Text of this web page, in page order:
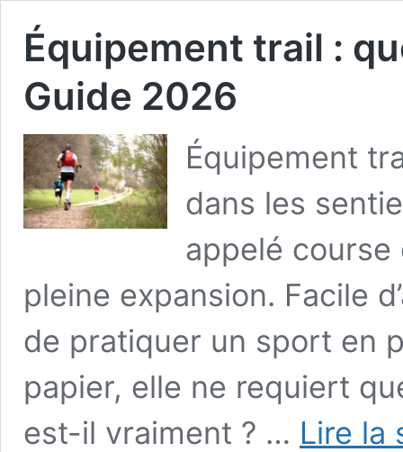
Équipement trail :
Guide 2026
Équipement
dans les
appelé
pleine expansion. Facile
de pratiquer un sport en
papier, elle ne requiert
est-il vraiment ? … Lire la